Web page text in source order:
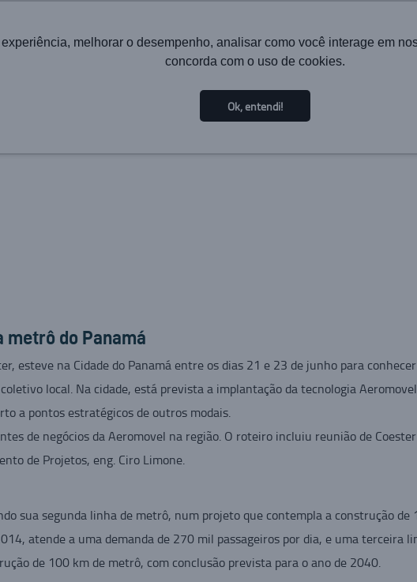
melhorar o desempenho, analisar como você interage em
concorda com o uso de cookies.
Ok, entendi!
INSTITUCIONAL TECNOLOGIA
metrô do Panamá
esteve na Cidade do Panamá entre os dias 21 e 23 de junho para
local. Na cidade, está prevista a implantação da tecnologia
a pontos estratégicos de outros modais.
de negócios da Aeromovel na região. O roteiro incluiu reunião de
de Projetos, eng. Ciro Limone.
sua segunda linha de metrô, num projeto que contempla a construção
atende a uma demanda de 270 mil passageiros por dia, e uma terceira
de 100 km de metrô, com conclusão prevista para o ano de 2040.